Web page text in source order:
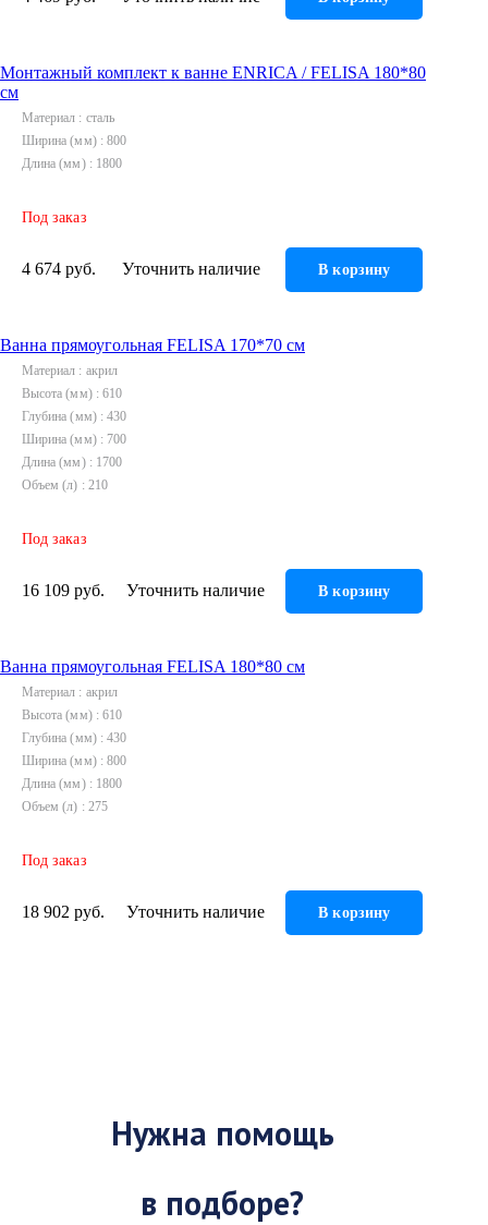
Монтажный комплект к ванне ENRICA / FELISA 180*80
см
Материал
сталь
Ширина (мм)
800
Длина (мм)
1800
Под заказ
4 674 руб. Уточнить наличие В корзину
Ванна прямоугольная FELISA 170*70 см
Материал
акрил
Высота (мм)
610
Глубина (мм)
430
Ширина (мм)
700
Длина (мм)
1700
Объем (л)
210
Под заказ
16 109 руб. Уточнить наличие В корзину
Ванна прямоугольная FELISA 180*80 см
Материал
акрил
Высота (мм)
610
Глубина (мм)
430
Ширина (мм)
800
Длина (мм)
1800
Объем (л)
275
Под заказ
18 902 руб. Уточнить наличие В корзину
Нужна помощь
в подборе?
Прокладки (Фум. лен. нить) и комплектующие